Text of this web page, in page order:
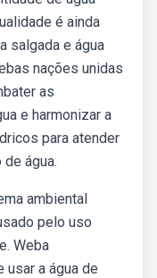
é ainda
salgada e água
nações unidas
as
e harmonizar a
para atender
água.
ambiental
pelo uso
Weba
usar a água de